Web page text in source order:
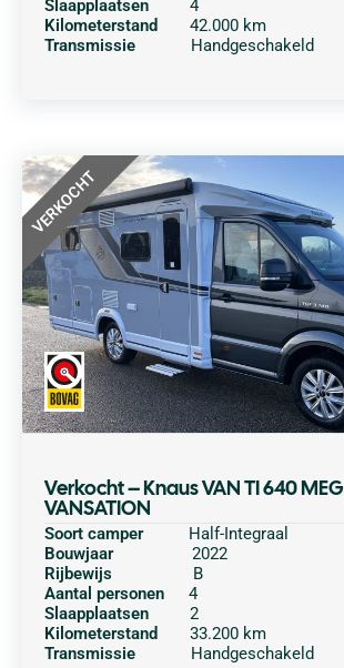
Slaapplaatsen
4
Kilometerstand
42.000 km
Transmissie
Handgeschakeld
VERKOCHT
Verkocht – Knaus VAN TI 640 MEG
VANSATION
Soort camper
Half-Integraal
Bouwjaar
2022
Rijbewijs
B
Aantal personen
4
Slaapplaatsen
2
Kilometerstand
33.200 km
Transmissie
Handgeschakeld